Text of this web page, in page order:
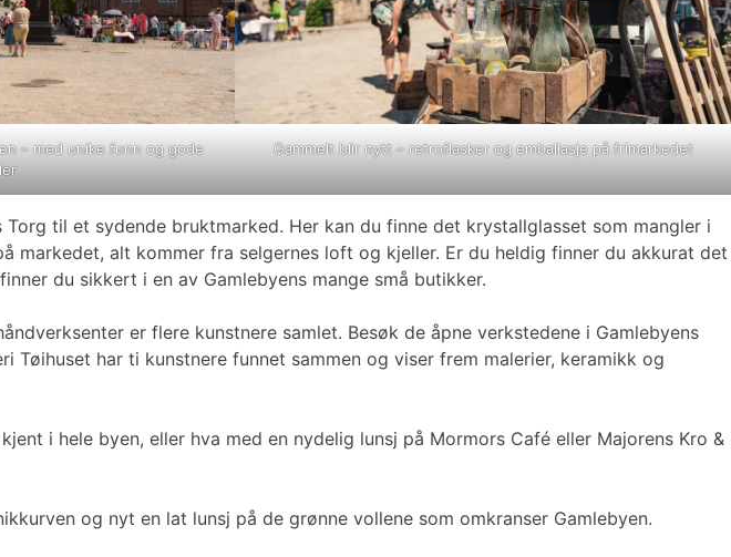
– med unike funn og gode
Gammelt blir nytt – retroflasker og emballasje på frimarkedet
Torg til et sydende bruktmarked. Her kan du finne det krystallglasset som mangler i
alt kommer fra selgernes loft og kjeller. Er du heldig finner du akkurat det
du sikkert i en av Gamlebyens mange små butikker.
er flere kunstnere samlet. Besøk de åpne verkstedene i Gamlebyens
har ti kunstnere funnet sammen og viser frem malerier, keramikk og
i hele byen, eller hva med en nydelig lunsj på Mormors Café eller Majorens Kro &
og nyt en lat lunsj på de grønne vollene som omkranser Gamlebyen.